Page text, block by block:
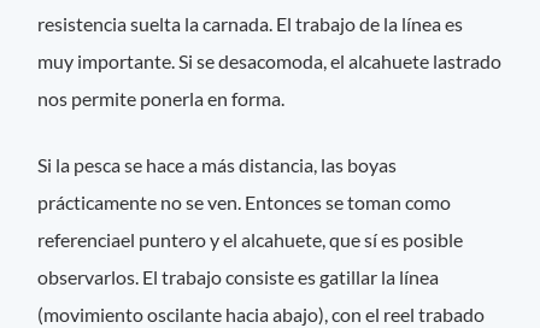
resistencia suelta la carnada. El trabajo de la línea es
muy importante. Si se desacomoda, el alcahuete lastrado
nos permite ponerla en forma.
Si la pesca se hace a más distancia, las boyas
prácticamente no se ven. Entonces se toman como
referenciael puntero y el alcahuete, que sí es posible
observarlos. El trabajo consiste es gatillar la línea
(movimiento oscilante hacia abajo), con el reel trabado